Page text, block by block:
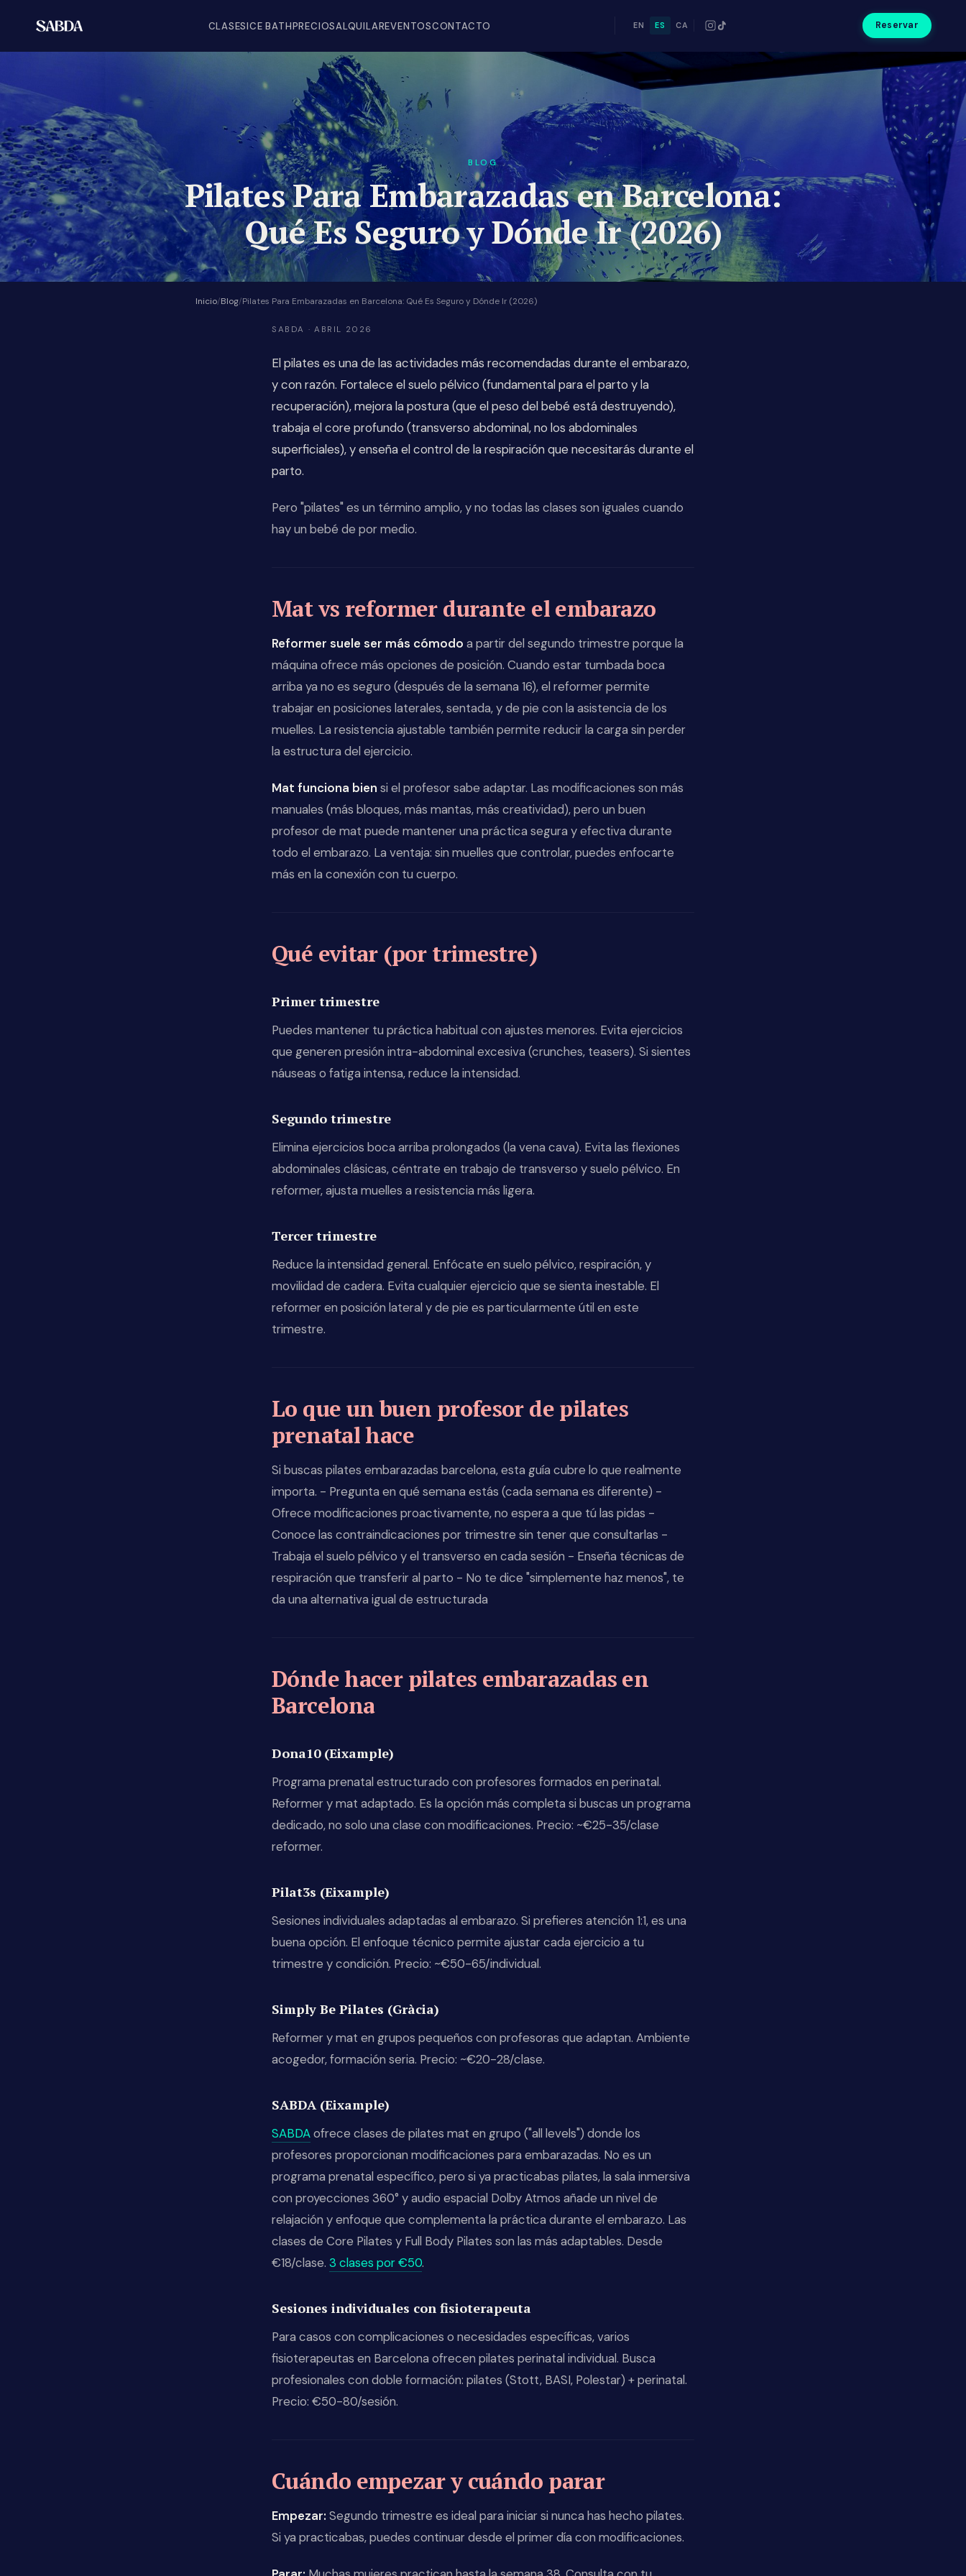
CLASESICE BATHPRECIOSALQUILAREVENTOSCONTACTO EN ES CA Reservar
BLOG
Pilates Para Embarazadas en Barcelona:
Qué Es Seguro y Dónde Ir (2026)
Inicio/Blog/Pilates Para Embarazadas en Barcelona: Qué Es Seguro y Dónde Ir (2026)
SABDA · ABRIL 2026
El pilates es una de las actividades más recomendadas durante el embarazo,
y con razón. Fortalece el suelo pélvico (fundamental para el parto y la
recuperación), mejora la postura (que el peso del bebé está destruyendo),
trabaja el core profundo (transverso abdominal, no los abdominales
superficiales), y enseña el control de la respiración que necesitarás durante el
parto.
Pero "pilates" es un término amplio, y no todas las clases son iguales cuando
hay un bebé de por medio.
Mat vs reformer durante el embarazo
Reformer suele ser más cómodo a partir del segundo trimestre porque la
máquina ofrece más opciones de posición. Cuando estar tumbada boca
arriba ya no es seguro (después de la semana 16), el reformer permite
trabajar en posiciones laterales, sentada, y de pie con la asistencia de los
muelles. La resistencia ajustable también permite reducir la carga sin perder
la estructura del ejercicio.
Mat funciona bien si el profesor sabe adaptar. Las modificaciones son más
manuales (más bloques, más mantas, más creatividad), pero un buen
profesor de mat puede mantener una práctica segura y efectiva durante
todo el embarazo. La ventaja: sin muelles que controlar, puedes enfocarte
más en la conexión con tu cuerpo.
Qué evitar (por trimestre)
Primer trimestre
Puedes mantener tu práctica habitual con ajustes menores. Evita ejercicios
que generen presión intra-abdominal excesiva (crunches, teasers). Si sientes
náuseas o fatiga intensa, reduce la intensidad.
Segundo trimestre
Elimina ejercicios boca arriba prolongados (la vena cava). Evita las flexiones
abdominales clásicas, céntrate en trabajo de transverso y suelo pélvico. En
reformer, ajusta muelles a resistencia más ligera.
Tercer trimestre
Reduce la intensidad general. Enfócate en suelo pélvico, respiración, y
movilidad de cadera. Evita cualquier ejercicio que se sienta inestable. El
reformer en posición lateral y de pie es particularmente útil en este
trimestre.
Lo que un buen profesor de pilates
prenatal hace
Si buscas pilates embarazadas barcelona, esta guía cubre lo que realmente
importa. - Pregunta en qué semana estás (cada semana es diferente) -
Ofrece modificaciones proactivamente, no espera a que tú las pidas -
Conoce las contraindicaciones por trimestre sin tener que consultarlas -
Trabaja el suelo pélvico y el transverso en cada sesión - Enseña técnicas de
respiración que transferir al parto - No te dice "simplemente haz menos", te
da una alternativa igual de estructurada
Dónde hacer pilates embarazadas en
Barcelona
Dona10 (Eixample)
Programa prenatal estructurado con profesores formados en perinatal.
Reformer y mat adaptado. Es la opción más completa si buscas un programa
dedicado, no solo una clase con modificaciones. Precio: ~€25-35/clase
reformer.
Pilat3s (Eixample)
Sesiones individuales adaptadas al embarazo. Si prefieres atención 1:1, es una
buena opción. El enfoque técnico permite ajustar cada ejercicio a tu
trimestre y condición. Precio: ~€50-65/individual.
Simply Be Pilates (Gràcia)
Reformer y mat en grupos pequeños con profesoras que adaptan. Ambiente
acogedor, formación seria. Precio: ~€20-28/clase.
SABDA (Eixample)
SABDAofrece clases de pilates mat en grupo ("all levels") donde los
profesores proporcionan modificaciones para embarazadas. No es un
programa prenatal específico, pero si ya practicabas pilates, la sala inmersiva
con proyecciones 360° y audio espacial Dolby Atmos añade un nivel de
relajación y enfoque que complementa la práctica durante el embarazo. Las
clases de Core Pilates y Full Body Pilates son las más adaptables. Desde
€18/clase. 3 clases por €50.
Sesiones individuales con fisioterapeuta
Para casos con complicaciones o necesidades específicas, varios
fisioterapeutas en Barcelona ofrecen pilates perinatal individual. Busca
profesionales con doble formación: pilates (Stott, BASI, Polestar) + perinatal.
Precio: €50-80/sesión.
Cuándo empezar y cuándo parar
Empezar: Segundo trimestre es ideal para iniciar si nunca has hecho pilates.
Si ya practicabas, puedes continuar desde el primer día con modificaciones.